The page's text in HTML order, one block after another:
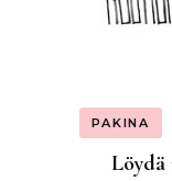
PAKINA
Löydä